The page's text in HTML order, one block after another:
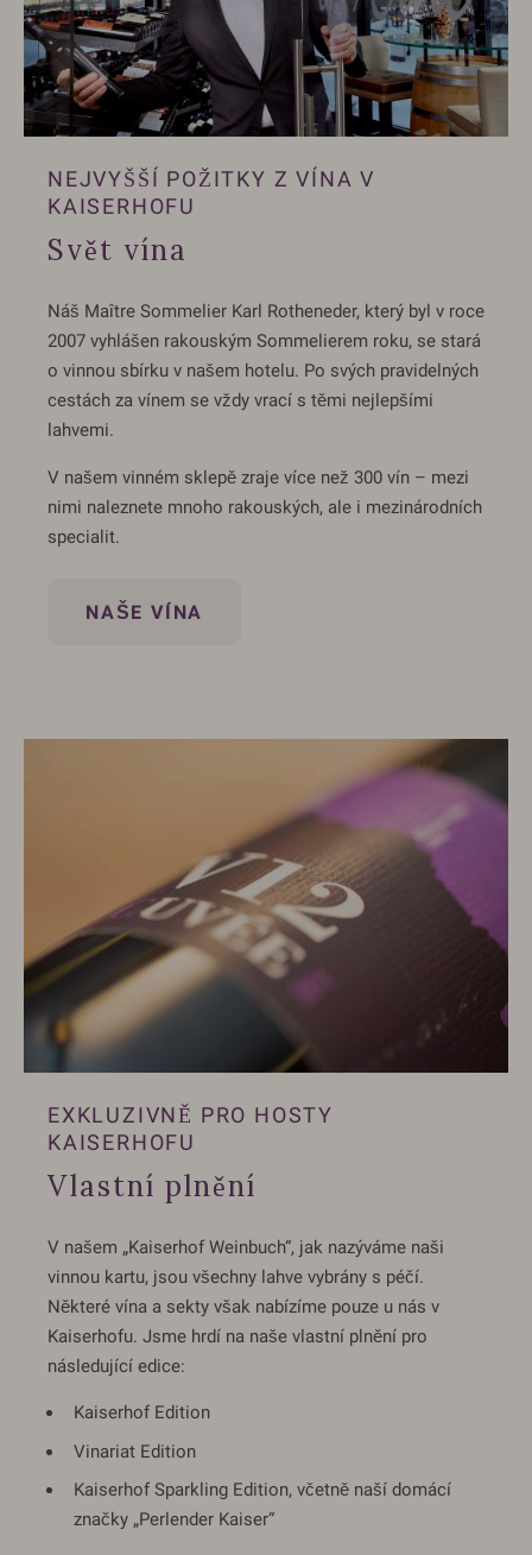
NEJVYŠŠÍ POŽITKY Z VÍNA V
KAISERHOFU
Svět vína
Náš Maître Sommelier Karl Rotheneder, který byl v roce
2007 vyhlášen rakouským Sommelierem roku, se stará
o vinnou sbírku v našem hotelu. Po svých pravidelných
cestách za vínem se vždy vrací s těmi nejlepšími
lahvemi.
V našem vinném sklepě zraje více než 300 vín – mezi
nimi naleznete mnoho rakouských, ale i mezinárodních
specialit.
NAŠE VÍNA
EXKLUZIVNĚ PRO HOSTY
KAISERHOFU
Vlastní plnění
V našem „Kaiserhof Weinbuch“, jak nazýváme naši
vinnou kartu, jsou všechny lahve vybrány s péčí.
Některé vína a sekty však nabízíme pouze u nás v
Kaiserhofu. Jsme hrdí na naše vlastní plnění pro
následující edice:
Kaiserhof Edition
Vinariat Edition
Kaiserhof Sparkling Edition, včetně naší domácí
značky „Perlender Kaiser“